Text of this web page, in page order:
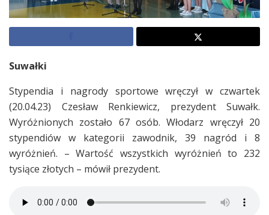
Suwałki
Stypendia i nagrody sportowe wręczył w czwartek
(20.04.23) Czesław Renkiewicz, prezydent Suwałk.
Wyróżnionych zostało 67 osób. Włodarz wręczył 20
stypendiów w kategorii zawodnik, 39 nagród i 8
wyróżnień. – Wartość wszystkich wyróżnień to 232
tysiące złotych – mówił prezydent.